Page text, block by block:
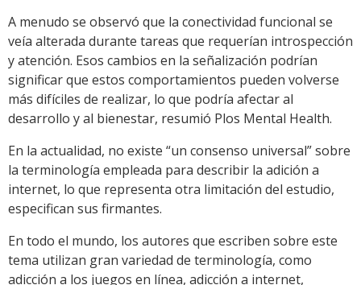
A menudo se observó que la conectividad funcional se
veía alterada durante tareas que requerían introspección
y atención. Esos cambios en la señalización podrían
significar que estos comportamientos pueden volverse
más difíciles de realizar, lo que podría afectar al
desarrollo y al bienestar, resumió Plos Mental Health.
En la actualidad, no existe “un consenso universal” sobre
la terminología empleada para describir la adición a
internet, lo que representa otra limitación del estudio,
especifican sus firmantes.
En todo el mundo, los autores que escriben sobre este
tema utilizan gran variedad de terminología, como
adicción a los juegos en línea, adicción a internet,